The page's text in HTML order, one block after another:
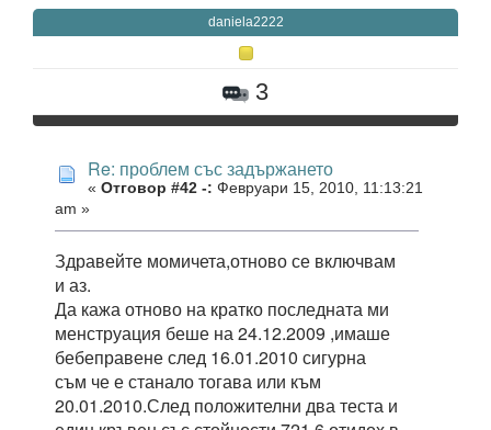
daniela2222
3
Re: проблем със задържането
« Отговор #42 -: Февруари 15, 2010, 11:13:21
am »
Здравейте момичета,отново се включвам
и аз.
Да кажа отново на кратко последната ми
менструация беше на 24.12.2009 ,имаше
бебеправене след 16.01.2010 сигурна
съм че е станало тогава или към
20.01.2010.След положителни два теста и